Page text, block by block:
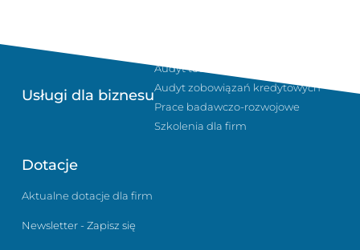
Usługi dla biznesu
Audyt technologiczny w firmie
Audyt zobowiązań kredytowych
Prace badawczo-rozwojowe
Szkolenia dla firm
Dotacje
Aktualne dotacje dla firm
Newsletter - Zapisz się